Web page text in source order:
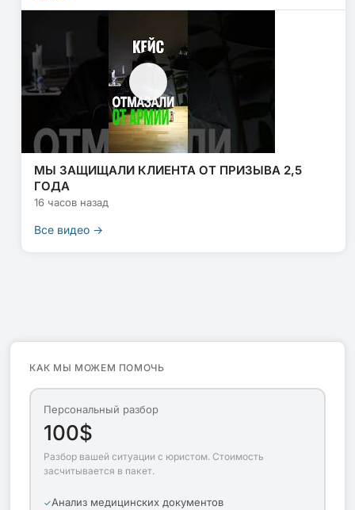
МЫ ЗАЩИЩАЛИ КЛИЕНТА ОТ ПРИЗЫВА 2,5
ГОДА
16 часов назад
Все видео →
КАК МЫ МОЖЕМ ПОМОЧЬ
Персональный разбор
100$
Разбор вашей ситуации с юристом. Стоимость
засчитывается в пакет.
Анализ медицинских документов